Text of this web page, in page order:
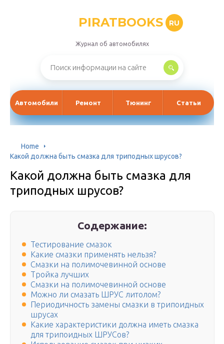
PIRATBOOKS RU
Журнал об автомобилях
Автомобили Ремонт Тюнинг Статьи
Home
Какой должна быть смазка для триподных шрусов?
Какой должна быть смазка для
триподных шрусов?
Содержание:
Тестирование смазок
Какие смазки применять нельзя?
Смазки на полимочевинной основе
Тройка лучших
Смазки на полимочевинной основе
Можно ли смазать ШРУС литолом?
Периодичность замены смазки в трипоидных
шрусах
Какие характеристики должна иметь смазка
для трипоидных ШРУСов?